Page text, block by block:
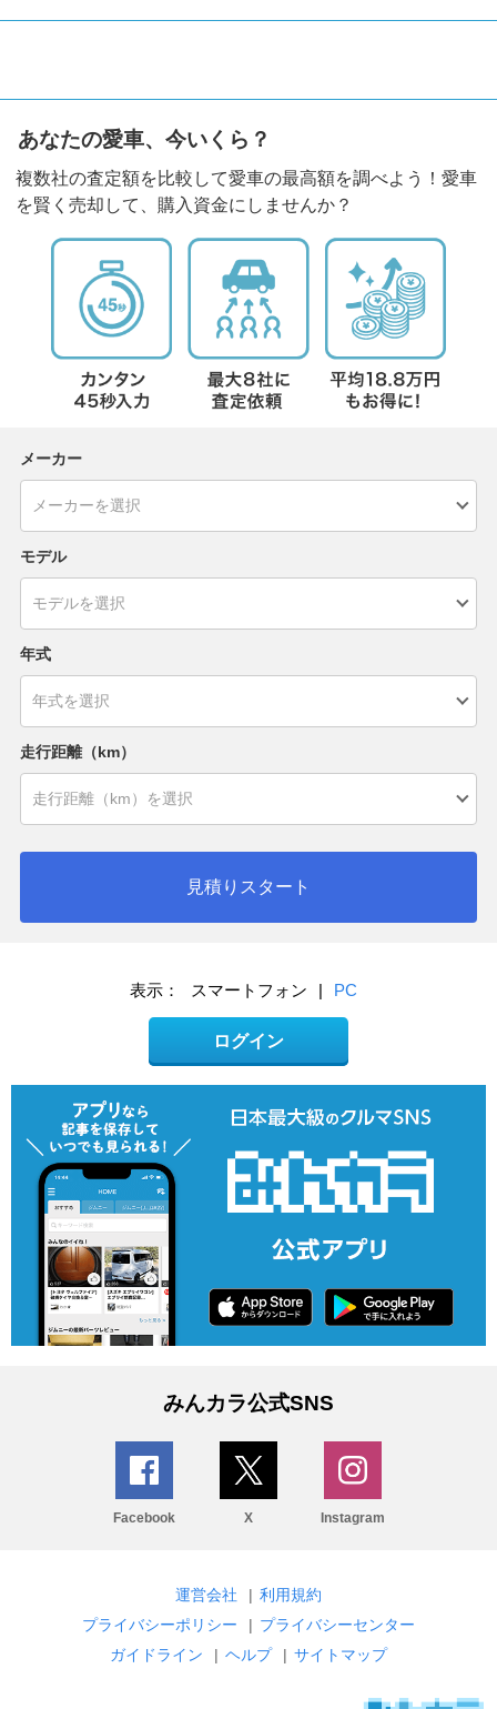
あなたの愛車、今いくら？
複数社の査定額を比較して愛車の最高額を調べよう！愛車
を賢く売却して、購入資金にしませんか？
メーカー
モデル
年式
走行距離（km）
見積りスタート
表示： スマートフォン | PC
ログイン
みんカラ公式SNS
Facebook X Instagram
運営会社 | 利用規約
プライバシーポリシー
| プライバシーセンター
ガイドライン
| ヘルプ | サイトマップ